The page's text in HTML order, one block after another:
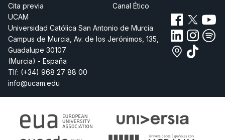
Cita previa
Canal Ético
UCAM
Universidad Católica San Antonio de Murcia
Campus de Murcia, Av. de los Jerónimos, 135,
Guadalupe 30107
(Murcia) - España
Tlf: (+34) 968 27 88 00
info@ucam.edu